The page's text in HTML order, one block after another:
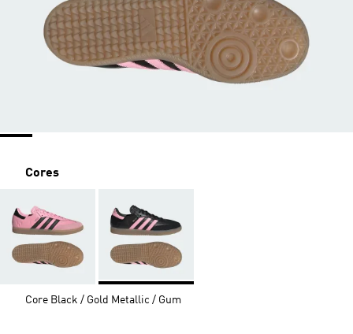
Cores
Core Black / Gold Metallic / Gum